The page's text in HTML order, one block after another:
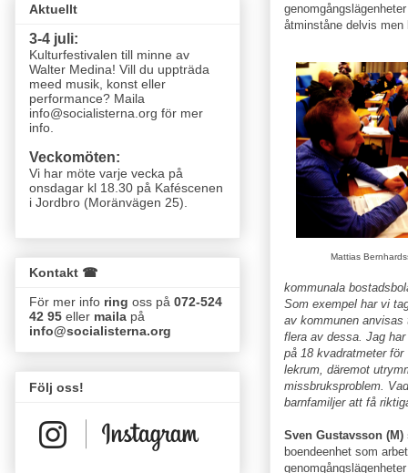
åtminståne delvis
Mattias
kommunala
Som exempel har vi
av kommunen anvisas
flera av dessa. Jag
på 18 kvadratmeter
lekrum, däremot
missbruksproblem.
barnfamiljer att få
Sven Gustavsson (M)
boendeenhet som
Aktuellt
3-4 juli:
Kulturfestivalen till minne av
Walter Medina! Vill du uppträda
meed musik, konst eller
performance? Maila
info@socialisterna.org för mer
info.
Veckomöten:
Vi har möte varje vecka på
onsdagar kl 18.30 på Kaféscenen
i Jordbro (Moränvägen 25)
Kontakt ☎
För mer info ring oss på 072-524
42 95 eller maila på
info@socialisterna.org
Följ oss!